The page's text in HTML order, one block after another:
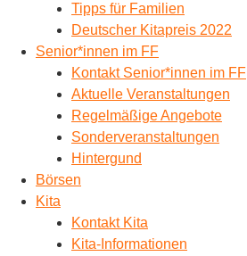
Tipps für Familien
Deutscher Kitapreis 2022
Senior*innen im FF
Kontakt Senior*innen im FF
Aktuelle Veranstaltungen
Regelmäßige Angebote
Sonderveranstaltungen
Hintergund
Börsen
Kita
Kontakt Kita
Kita-Informationen